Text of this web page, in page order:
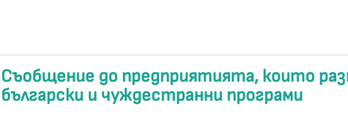
Съобщение до предприятията, които
български и чуждестранни програми